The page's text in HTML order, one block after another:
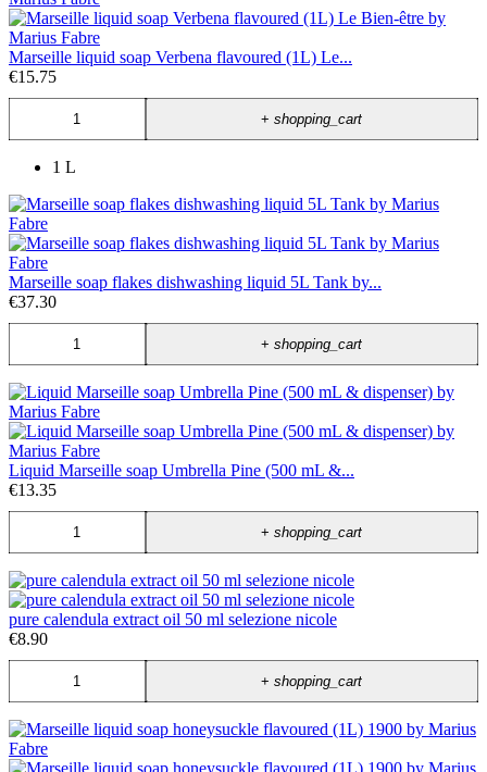
Marseille liquid soap Verbena flavoured (1L) Le...
€15.75
+shopping_cart
1 L
Marseille soap flakes dishwashing liquid 5L Tank by...
€37.30
+shopping_cart
Liquid Marseille soap Umbrella Pine (500 mL &...
€13.35
+shopping_cart
pure calendula extract oil 50 ml selezione nicole
€8.90
+shopping_cart